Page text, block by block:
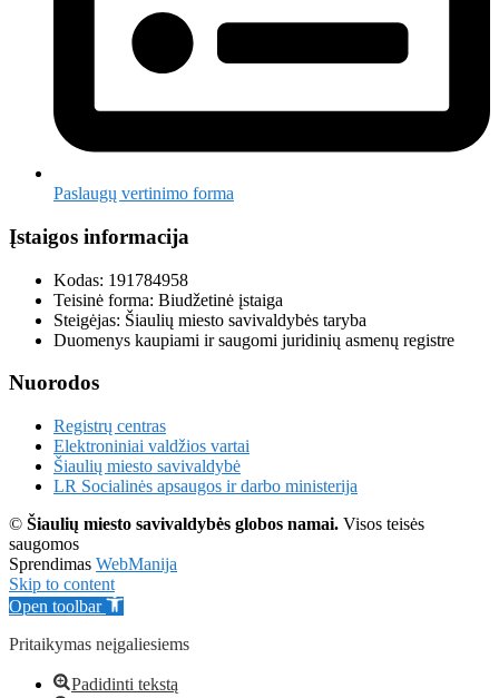
Paslaugų vertinimo forma
Įstaigos informacija
Kodas: 191784958
Teisinė forma: Biudžetinė įstaiga
Steigėjas: Šiaulių miesto savivaldybės taryba
Duomenys kaupiami ir saugomi juridinių asmenų registre
Nuorodos
Registrų centras
Elektroniniai valdžios vartai
Šiaulių miesto savivaldybė
LR Socialinės apsaugos ir darbo ministerija
© Šiaulių miesto savivaldybės globos namai. Visos teisės
saugomos
Sprendimas WebManija
Skip to content
Open toolbar
Pritaikymas neįgaliesiems
Padidinti tekstą